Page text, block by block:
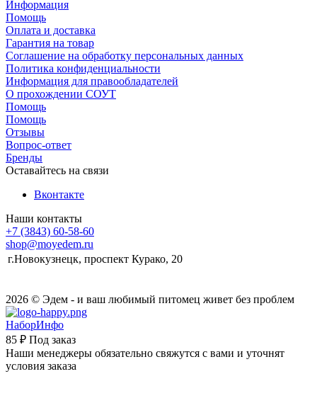
Информация
Помощь
Оплата и доставка
Гарантия на товар
Соглашение на обработку персональных данных
Политика конфиденциальности
Информация для правообладателей
О прохождении СОУТ
Помощь
Помощь
Отзывы
Вопрос-ответ
Бренды
Оставайтесь на связи
Вконтакте
Наши контакты
+7 (3843) 60-58-60
shop@moyedem.ru
г.Новокузнецк, проспект Курако, 20
2026 © Эдем - и ваш любимый питомец живет без проблем
НаборИнфо
85 ₽ Под заказ
Наши менеджеры обязательно свяжутся с вами и уточнят
условия заказа